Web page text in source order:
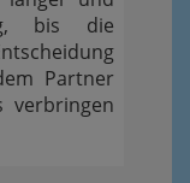
bis die
Partner
verbringen